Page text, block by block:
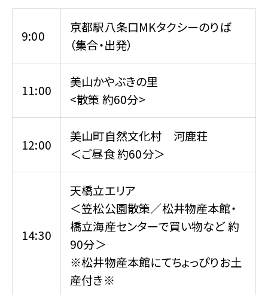
9:00
京都駅八条口MKタクシーのりば
（集合・出発）
11:00
美山かやぶきの里
<散策 約60分>
12:00
美山町自然文化村 河鹿荘
＜ご昼食 約60分＞
14:30
天橋立エリア
＜笠松公園散策／松井物産本館・
橋立海産センターで買い物など 約
90分＞
※松井物産本館にてちょっぴりお土
産付き※